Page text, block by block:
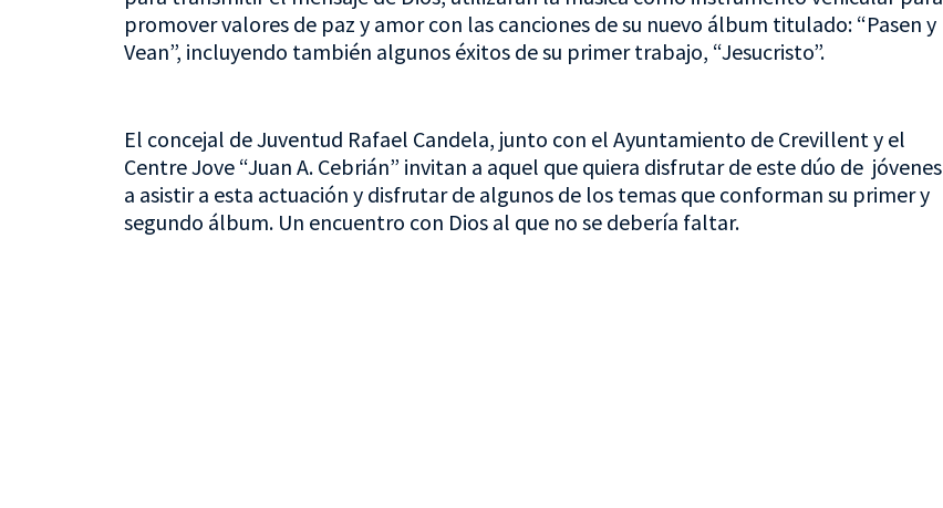
promover valores de paz y amor con las canciones de su nuevo álbum titulado: “Pasen y
Vean”, incluyendo también algunos éxitos de su primer trabajo, “Jesucristo”.
El concejal de Juventud Rafael Candela, junto con el Ayuntamiento de Crevillent y el
Centre Jove “Juan A. Cebrián” invitan a aquel que quiera disfrutar de este dúo de jóvenes
a asistir a esta actuación y disfrutar de algunos de los temas que conforman su primer y
segundo álbum. Un encuentro con Dios al que no se debería faltar.